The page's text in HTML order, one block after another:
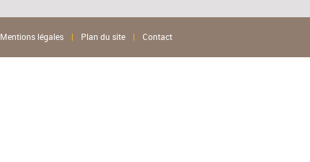
Mentions légales | Plan du site | Contact